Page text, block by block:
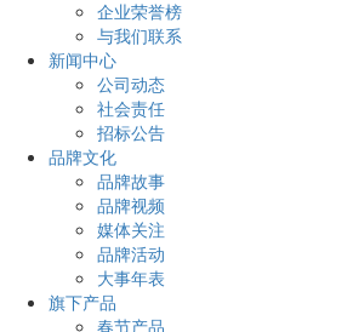
企业荣誉榜
与我们联系
新闻中心
公司动态
社会责任
招标公告
品牌文化
品牌故事
品牌视频
媒体关注
品牌活动
大事年表
旗下产品
春节产品